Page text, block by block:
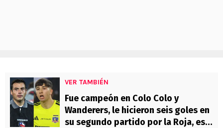
VER TAMBIÉN
Fue campeón en Colo Colo y
Wanderers, le hicieron seis goles en
su segundo partido por la Roja, es